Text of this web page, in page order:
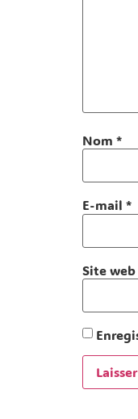
Nom *
E-mail *
Site web